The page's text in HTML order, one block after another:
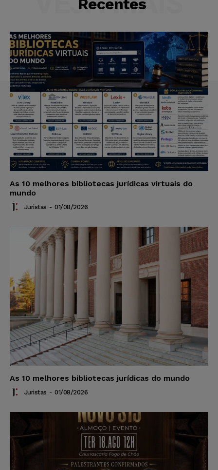
Recentes
As 10 melhores bibliotecas jurídicas virtuais do
mundo
Juristas - 01/08/2026
As 10 melhores bibliotecas jurídicas do mundo
Juristas - 01/08/2026